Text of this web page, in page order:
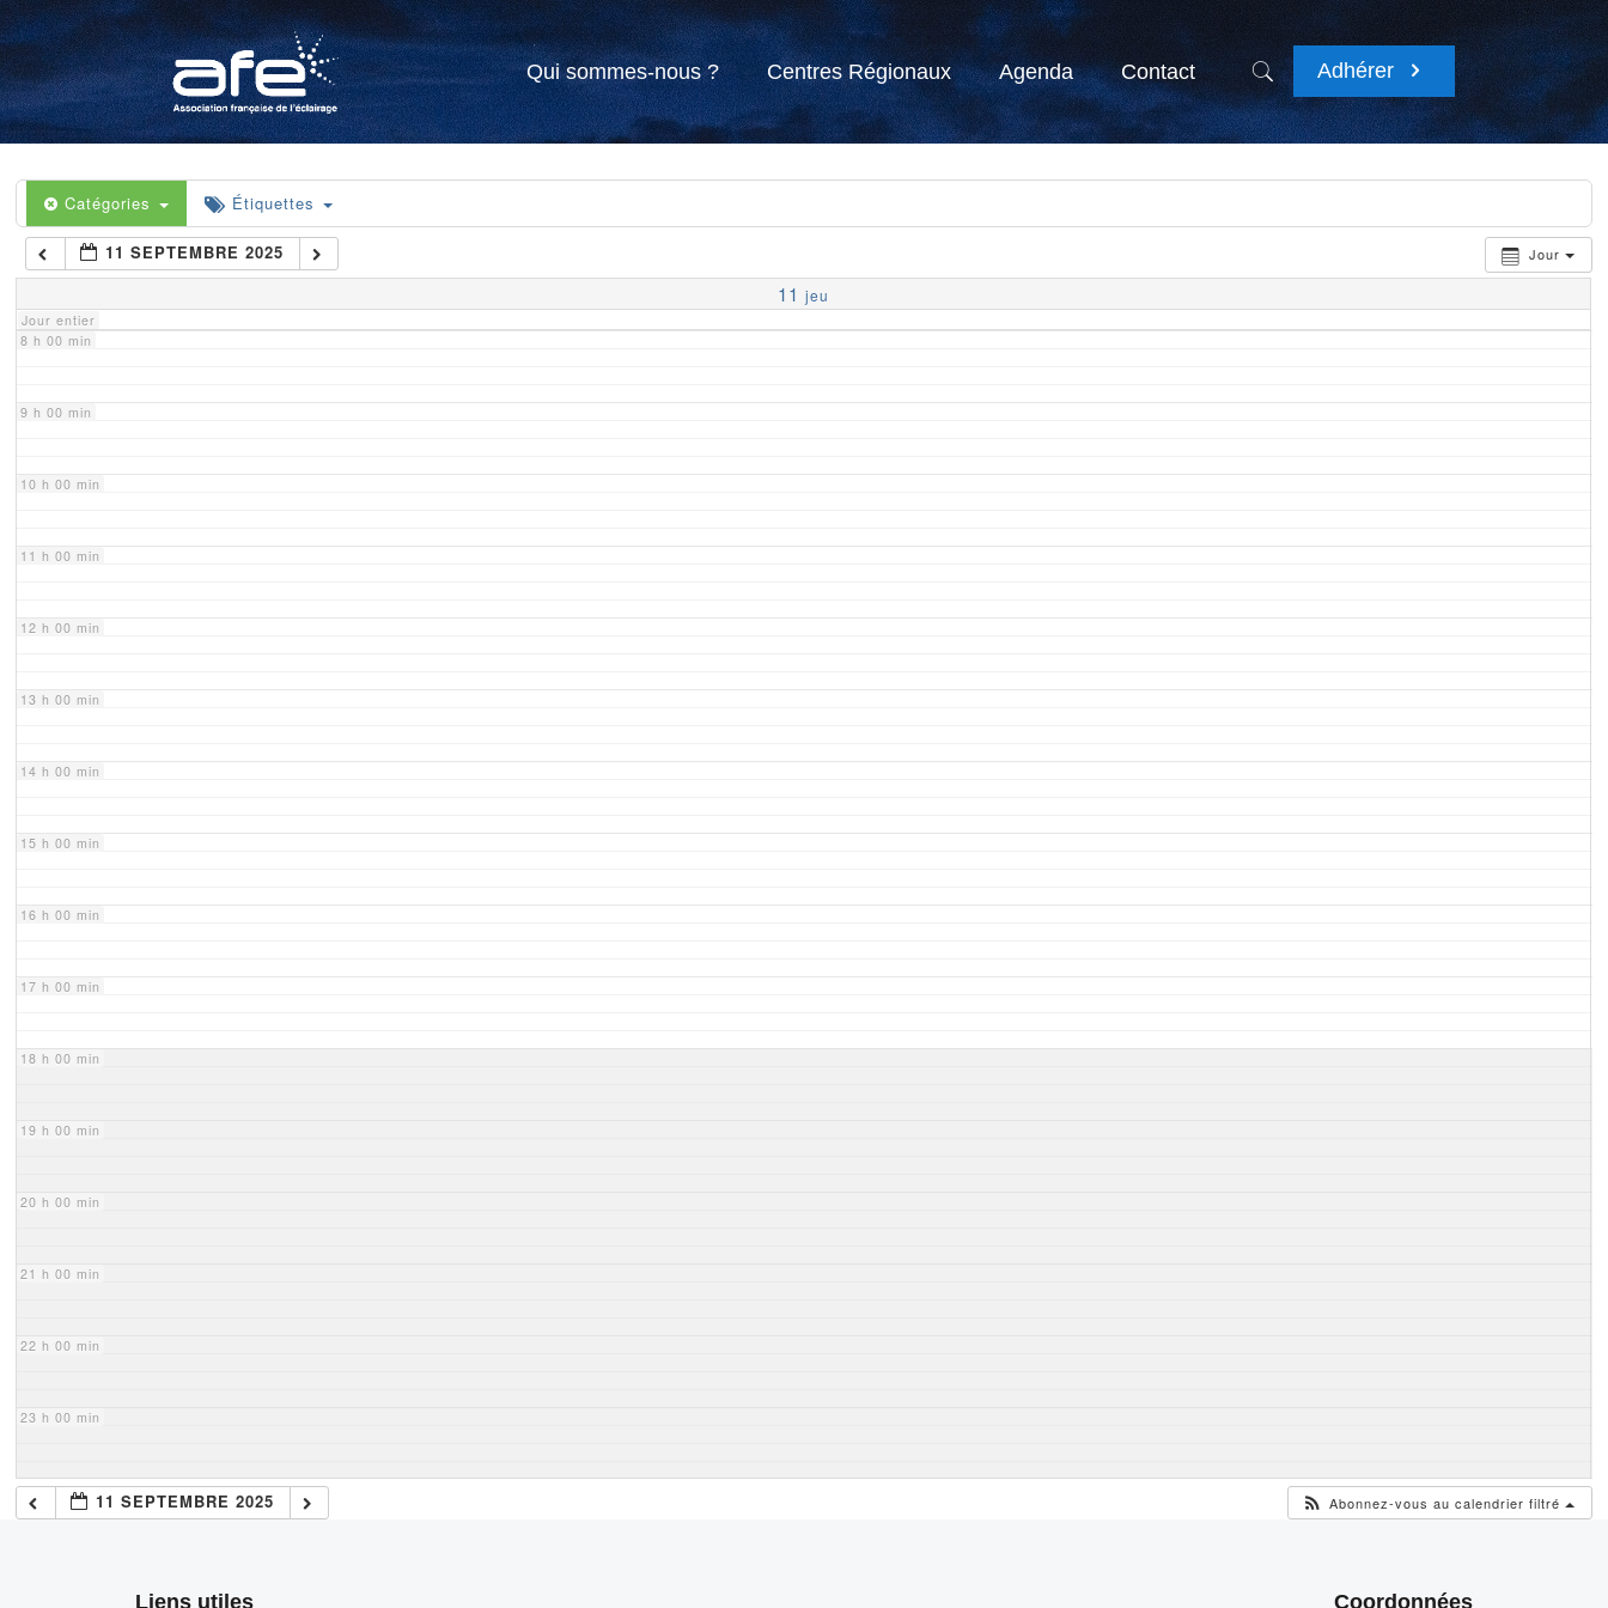
Qui sommes-nous ? Centres Régionaux Agenda Contact Adhérer
Catégories Étiquettes
Jour
11 SEPTEMBRE 2025
11 jeu
Jour entier
4 h 00 min
5 h 00 min
6 h 00 min
7 h 00 min
8 h 00 min
9 h 00 min
10 h 00 min
11 h 00 min
12 h 00 min
13 h 00 min
14 h 00 min
15 h 00 min
16 h 00 min
17 h 00 min
18 h 00 min
19 h 00 min
20 h 00 min
21 h 00 min
22 h 00 min
23 h 00 min
11 SEPTEMBRE 2025 Abonnez-vous au calendrier filtré
Liens utiles Coordonnées